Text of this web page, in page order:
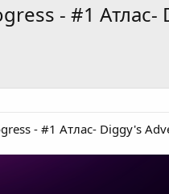
- #1 Атлас-
- #1 Атлас- Diggy's